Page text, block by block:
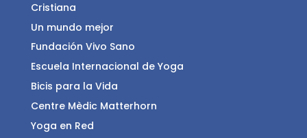
Cristiana
Un mundo mejor
Fundación Vivo Sano
Escuela Internacional de Yoga
Bicis para la Vida
Centre Mèdic Matterhorn
Yoga en Red